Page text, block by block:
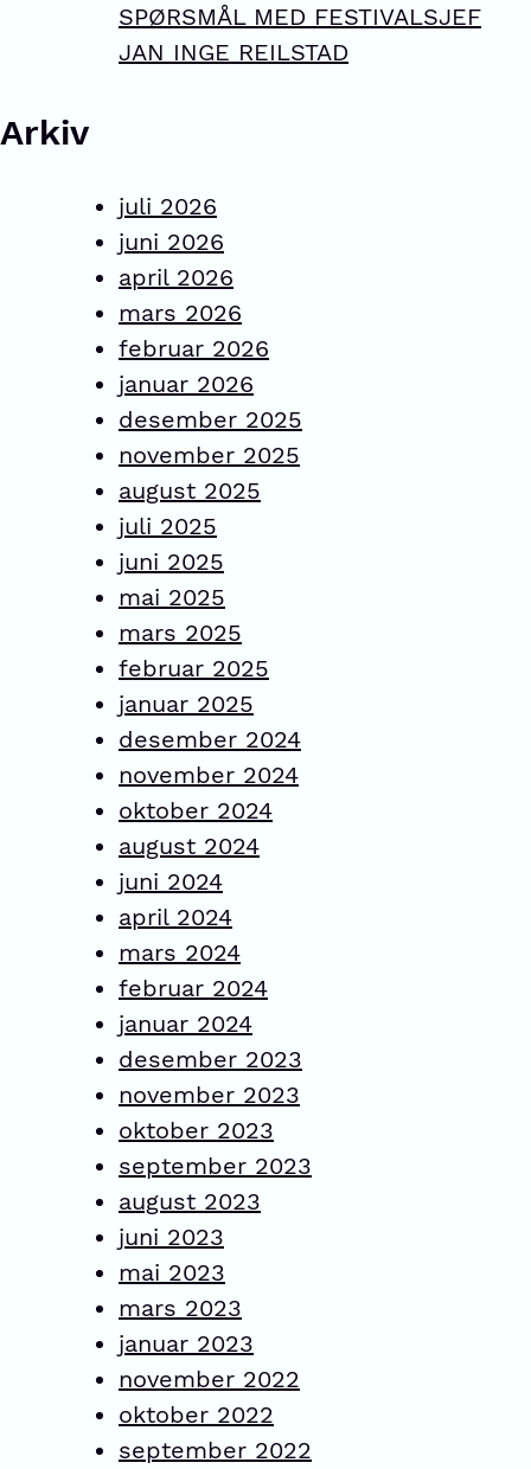
SPØRSMÅL MED FESTIVALSJEF
JAN INGE REILSTAD
Arkiv
juli 2026
juni 2026
april 2026
mars 2026
februar 2026
januar 2026
desember 2025
november 2025
august 2025
juli 2025
juni 2025
mai 2025
mars 2025
februar 2025
januar 2025
desember 2024
november 2024
oktober 2024
august 2024
juni 2024
april 2024
mars 2024
februar 2024
januar 2024
desember 2023
november 2023
oktober 2023
september 2023
august 2023
juni 2023
mai 2023
mars 2023
januar 2023
november 2022
oktober 2022
september 2022